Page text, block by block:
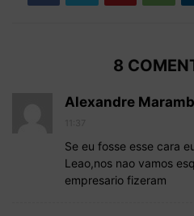
8
Alexandre
Se eu fosse esse cara
Leao,nos nao vamos
empresario fizeram